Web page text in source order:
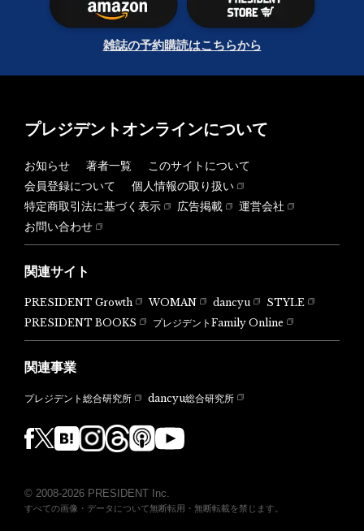
雑誌の予約購読はこちらから
プレジデントオンラインについて
お知らせ 著者一覧
このサイトについて
会員登録について
個人情報の取り扱い
特定商取引法に基づく表示
広告掲載
運営会社
お問い合わせ
関連サイト
PRESIDENT Growth WOMAN dancyu
STYLE
PRESIDENT BOOKS
プレジデントFamily Online
関連事業
プレジデント総合研究所 dancyu総合研究所
© 2008-2026 PRESIDENT Inc.
すべての画像・データについて無断転用・無断転載を禁じます。